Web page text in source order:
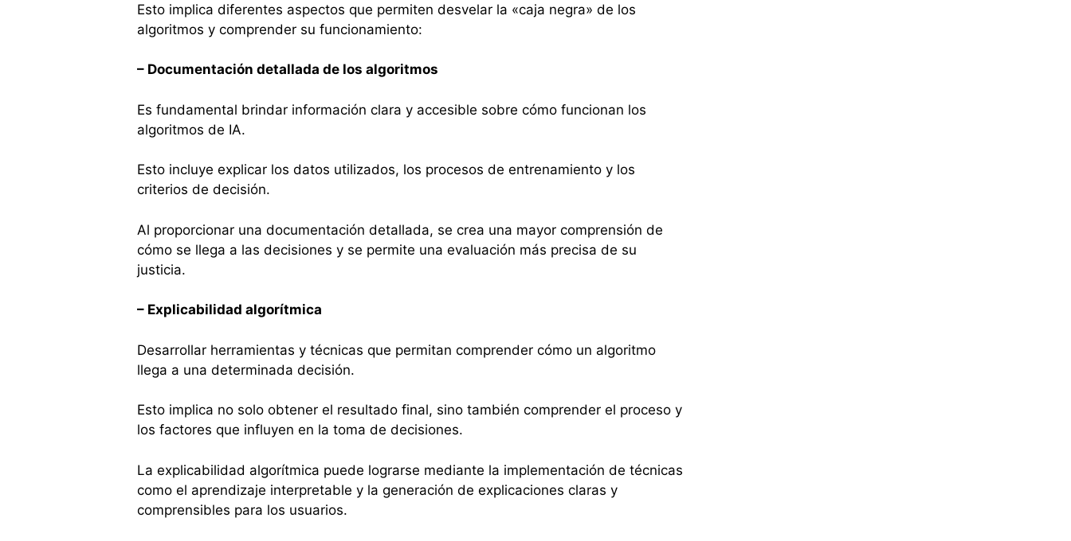
Esto implica diferentes aspectos que permiten desvelar la «caja negra» de los
algoritmos y comprender su funcionamiento:
– Documentación detallada de los algoritmos
Es fundamental brindar información clara y accesible sobre cómo funcionan los
algoritmos de IA.
Esto incluye explicar los datos utilizados, los procesos de entrenamiento y los
criterios de decisión.
Al proporcionar una documentación detallada, se crea una mayor comprensión de
cómo se llega a las decisiones y se permite una evaluación más precisa de su
justicia.
– Explicabilidad algorítmica
Desarrollar herramientas y técnicas que permitan comprender cómo un algoritmo
llega a una determinada decisión.
Esto implica no solo obtener el resultado final, sino también comprender el proceso y
los factores que influyen en la toma de decisiones.
La explicabilidad algorítmica puede lograrse mediante la implementación de técnicas
como el aprendizaje interpretable y la generación de explicaciones claras y
comprensibles para los usuarios.